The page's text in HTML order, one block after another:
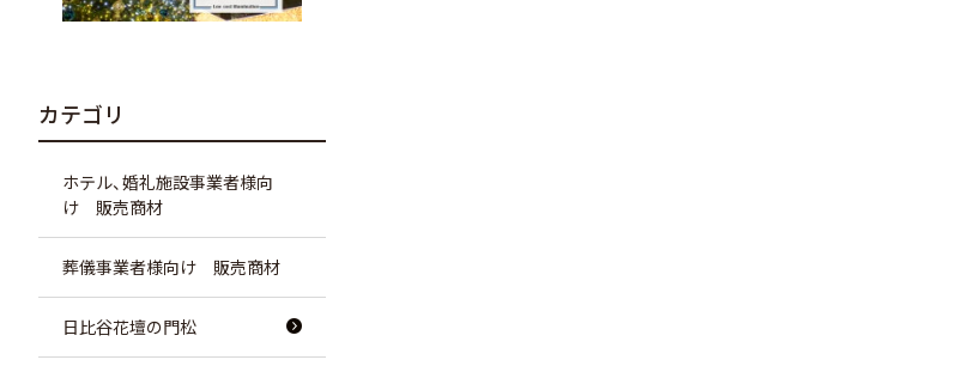
カテゴリ
ホテル、婚礼施設事業者様向
け 販売商材
葬儀事業者様向け 販売商材
日比谷花壇の門松